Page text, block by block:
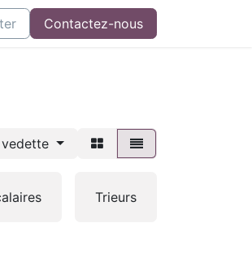
Contactez-nous
vedette
Trieurs